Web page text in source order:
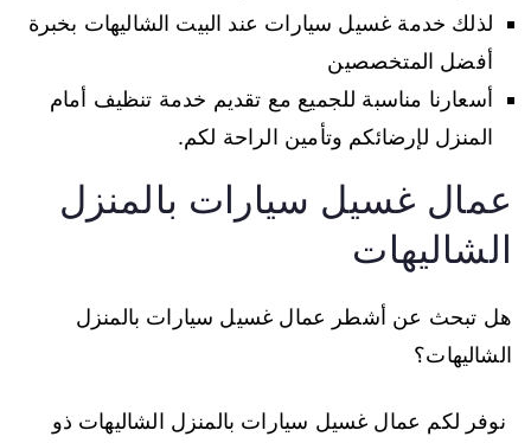
لذلك خدمة غسيل سيارات عند البيت الشاليهات بخبرة
أفضل المتخصصين
أسعارنا مناسبة للجميع مع تقديم خدمة تنظيف أمام
المنزل لإرضائكم وتأمين الراحة لكم.
عمال غسيل سيارات بالمنزل
الشاليهات
هل تبحث عن أشطر عمال غسيل سيارات بالمنزل
الشاليهات؟
نوفر لكم عمال غسيل سيارات بالمنزل الشاليهات ذو